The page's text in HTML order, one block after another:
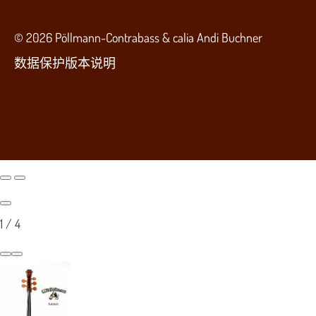
© 2026 Pöllmann-Contrabass & calia Andi Buchner
数据保护版本说明
1 / 4